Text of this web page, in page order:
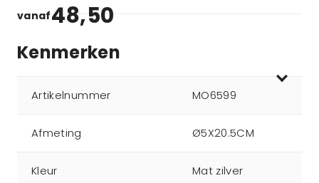
vanaf48,50
Kenmerken
Artikelnummer MO6599
Afmeting Ø5X20.5CM
Kleur Mat zilver